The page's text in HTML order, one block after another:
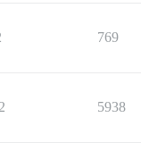
769
5938